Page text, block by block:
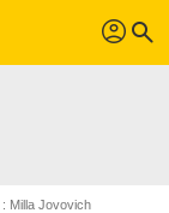
profil search
Milla Jovovich